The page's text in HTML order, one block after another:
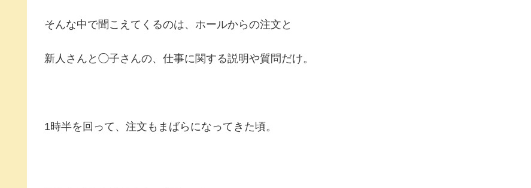
そんな中で聞こえてくるのは、ホールからの注文と
新人さんと◯子さんの、仕事に関する説明や質問だけ。
1時半を回って、注文もまばらになってきた頃。